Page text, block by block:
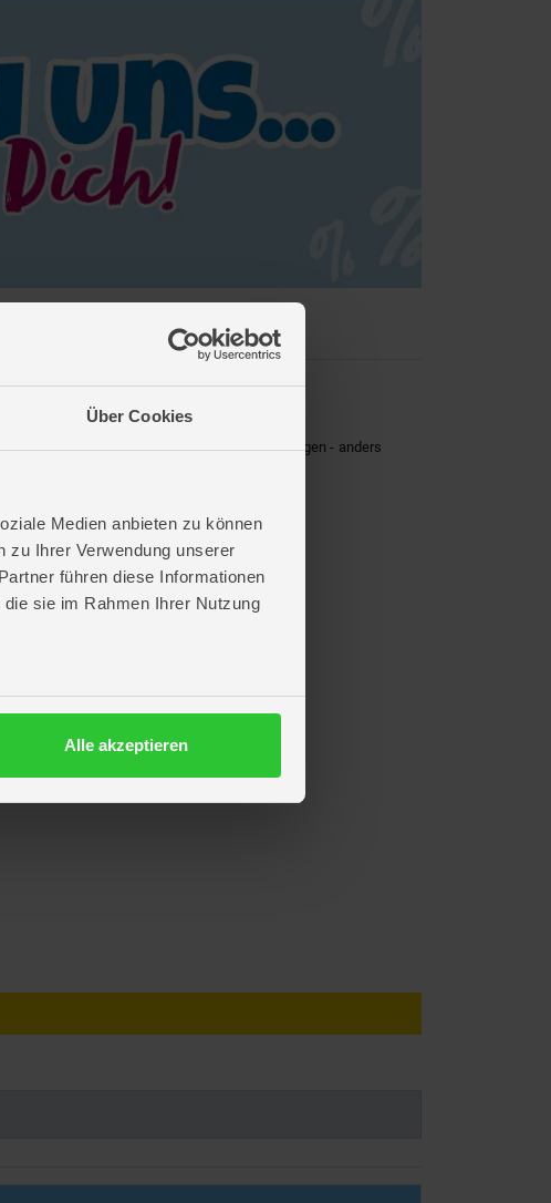
Über Cookies
Medien anbieten zu können
zu Ihrer Verwendung unserer
führen diese Informationen
sie im Rahmen Ihrer Nutzung
Alle akzeptieren
und vielen anderen Teilen! Wieder zerlegen - anders
Farbe ist bei der Bestellung nicht möglich.